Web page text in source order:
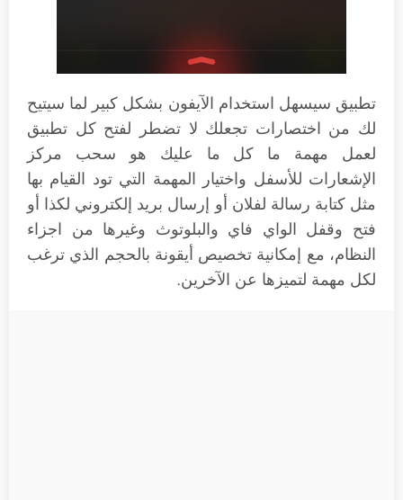
تطبيق سيسهل استخدام الآيفون بشكل كبير لما سيتيح
لك من اختصارات تجعلك لا تضطر لفتح كل تطبيق
لعمل مهمة ما كل ما عليك هو سحب مركز
الإشعارات للأسفل واختيار المهمة التي تود القيام بها
مثل كتابة رسالة لفلان أو إرسال بريد إلكتروني لكذا أو
فتح وقفل الواي فاي والبلوتوث وغيرها من اجزاء
النظام، مع إمكانية تخصيص أيقونة بالحجم الذي ترغب
لكل مهمة لتميزها عن الآخرين.